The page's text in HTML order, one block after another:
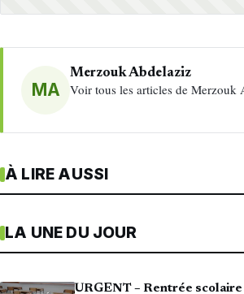
MA
Merzouk Abdelaziz
Voir tous les articles de
À LIRE AUSSI
LA UNE DU JOUR
URGENT – Rentrée